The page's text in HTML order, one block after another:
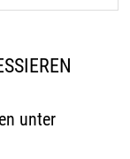
unter